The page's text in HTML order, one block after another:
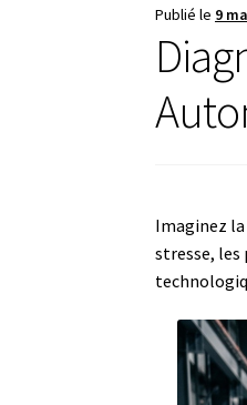
Publié le 9
Imaginez
stresse,